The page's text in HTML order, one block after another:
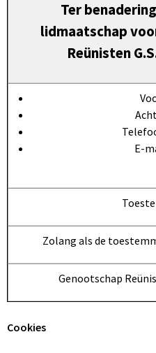
Ter
lidmaatschap
Reünisten
E-
Zolang als de
Genootschap
Cookies